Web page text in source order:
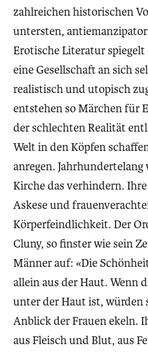
zahlreichen historischen
untersten,
Erotische Literatur
eine Gesellschaft an sich
realistisch und utopisch
entstehen so Märchen für
der schlechten Realität
Welt in den Köpfen
anregen.
Kirche das verhindern.
Askese und
Körperfeindlichkeit. Der
Cluny, so finster wie sein
Männer auf: «Die
allein aus der Haut. Wenn
unter der Haut ist, würden
Anblick der Frauen ekeln.
aus Fleisch und Blut, aus